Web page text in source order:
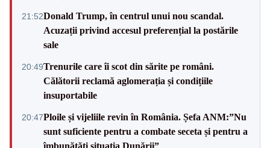
21:52Donald Trump, în centrul unui nou scandal.
Acuzații privind accesul preferențial la postările
sale
20:49Trenurile care îi scot din sărite pe români.
Călătorii reclamă aglomerația și condițiile
insuportabile
20:47Ploile și vijeliile revin în România. Șefa ANM:”Nu
sunt suficiente pentru a combate seceta și pentru a
îmbunătăți situația Dunării”